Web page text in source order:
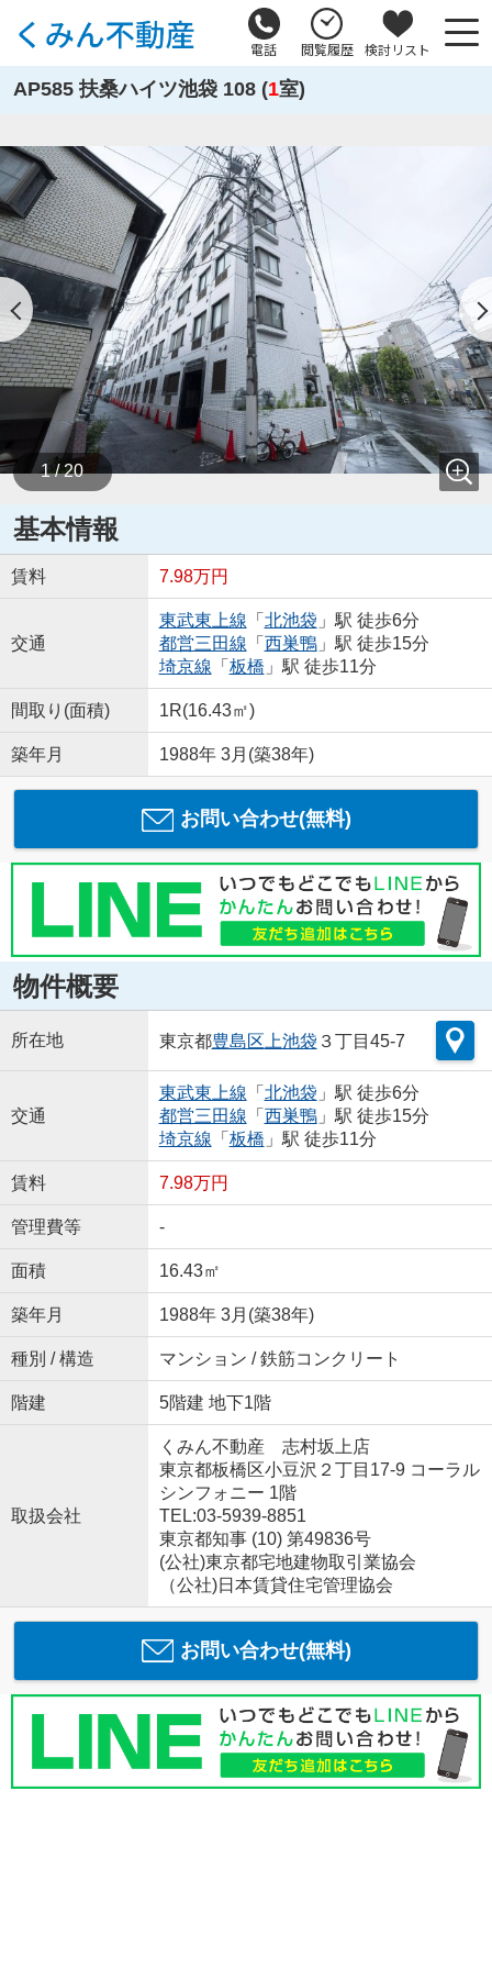
電話 閲覧履歴 検討リスト
AP585 扶桑ハイツ池袋 108 (1室)
1 / 20
基本情報
賃料 7.98万円
交通
東武東上線 「 北池袋 」駅 徒歩6分
都営三田線 「 西巣鴨」駅 徒歩15分
埼京線 「 板橋 」駅 徒歩11分
間取り(面積) 1R(16.43㎡)
築年月 1988年 3月(築38年)
お問い合わせ(無料)
物件概要
所在地 東京都豊島区 上池袋 ３丁目45-7
交通
東武東上線 「 北池袋 」駅 徒歩6分
都営三田線 「 西巣鴨」駅 徒歩15分
埼京線 「 板橋 」駅 徒歩11分
賃料 7.98万円
管理費等 -
面積 16.43㎡
築年月 1988年 3月(築38年)
種別 / 構造 マンション / 鉄筋コンクリート
階建 5階建 地下1階
取扱会社
くみん不動産 志村坂上店
東京都板橋区小豆沢２丁目17-9 コーラル
シンフォニー 1階
TEL:03-5939-8851
東京都知事 (10) 第49836号
(公社)東京都宅地建物取引業協会
（公社)日本賃貸住宅管理協会
お問い合わせ(無料)